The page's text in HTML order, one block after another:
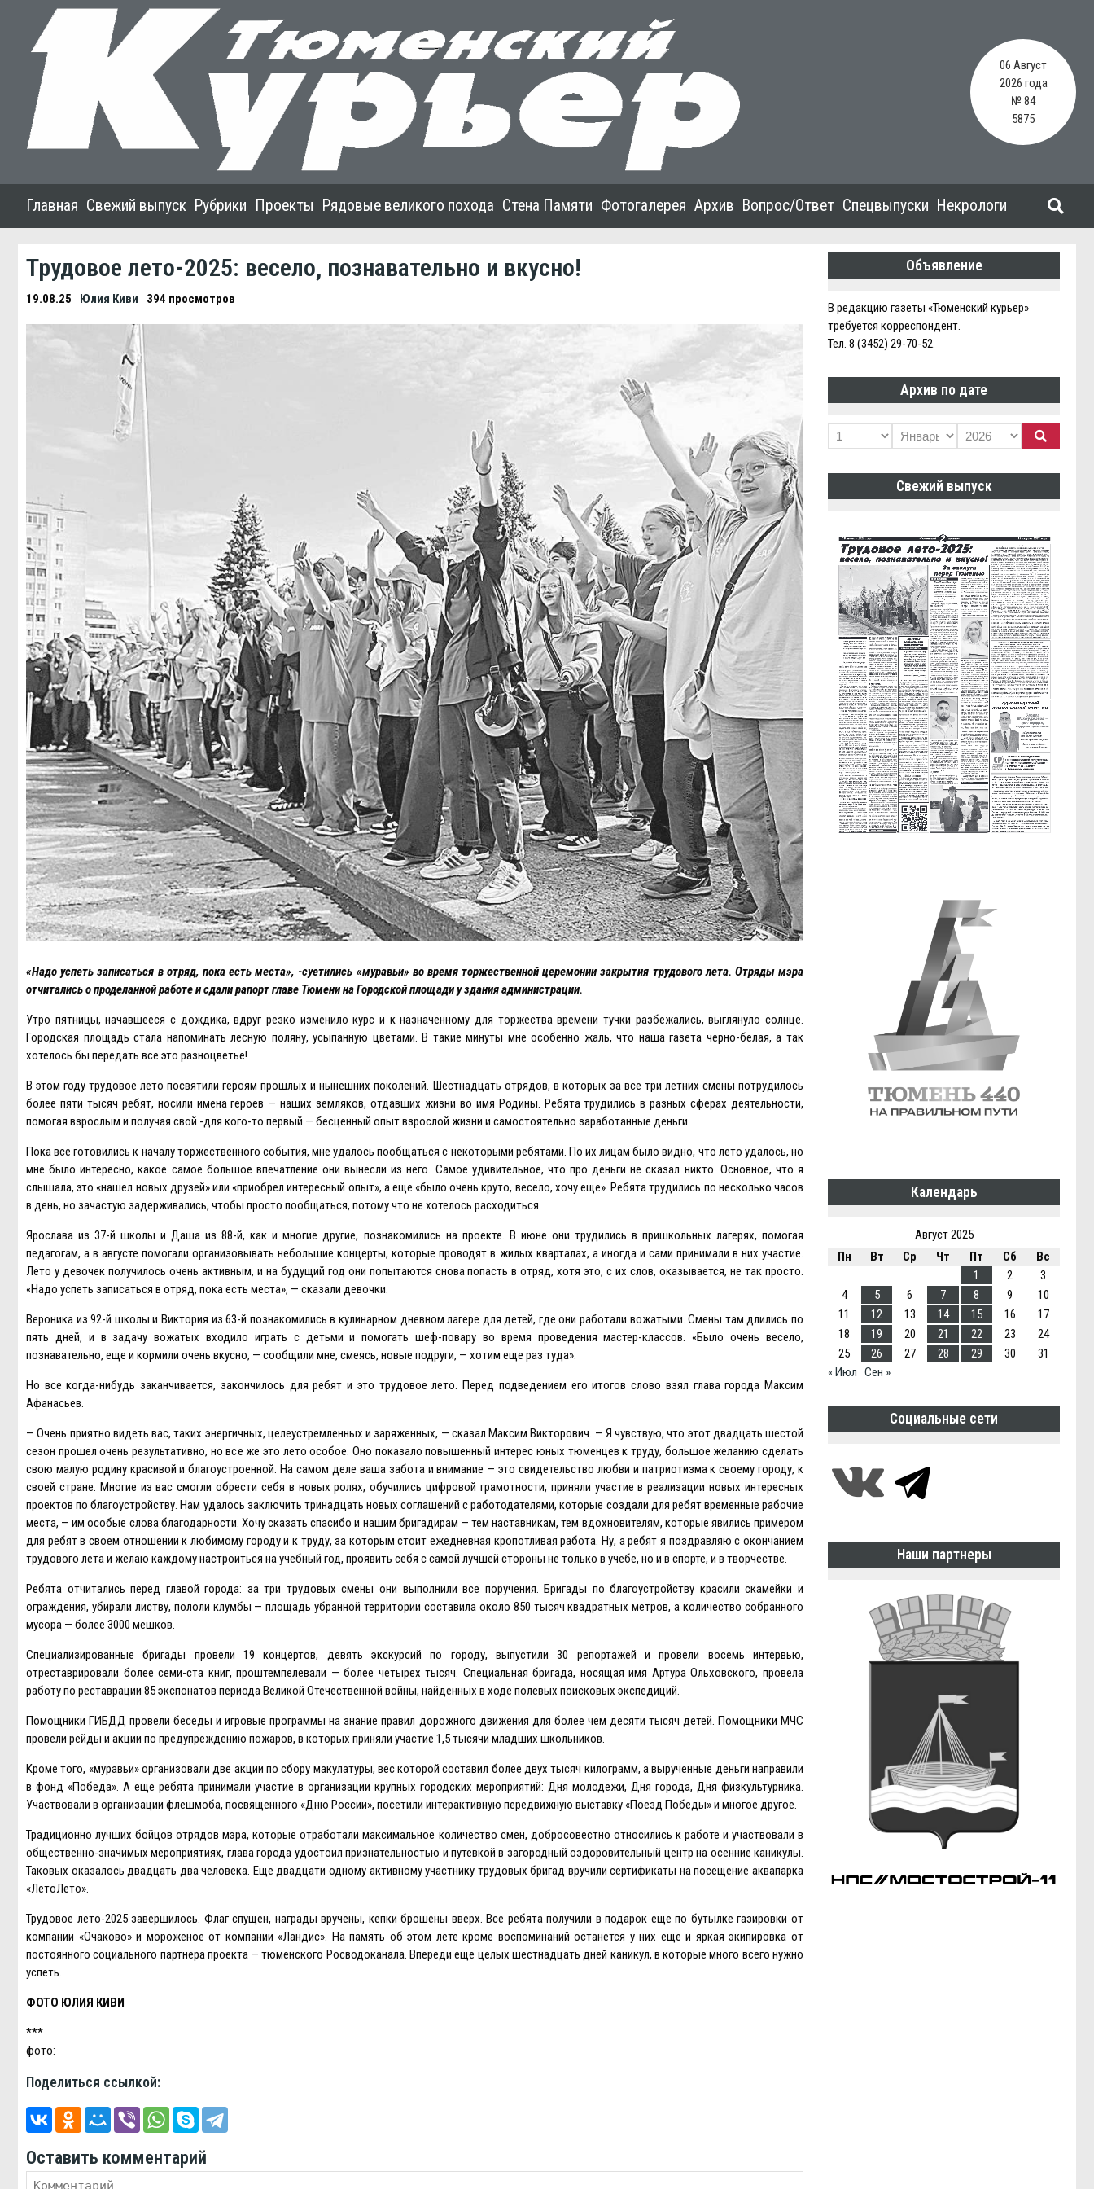
06 Август
2026 года
№ 84
5875
Главная Свежий выпуск Рубрики Проекты Рядовые великого похода Стена Памяти Фотогалерея Архив Вопрос/Ответ Спецвыпуски Некрологи
Трудовое лето-2025: весело, познавательно и вкусно!
19.08.25 Юлия Киви 394 просмотров
«Надо успеть записаться в отряд, пока есть места», -суетились «муравьи» во время торжественной церемонии закрытия трудового лета. Отряды мэра
отчитались о проделанной работе и сдали рапорт главе Тюмени на Городской площади у здания администрации.
Утро пятницы, начавшееся с дождика, вдруг резко изменило курс и к назначенному для торжества времени тучки разбежались, выглянуло солнце.
Городская площадь стала напоминать лесную поляну, усыпанную цветами. В такие минуты мне особенно жаль, что наша газета черно-белая, а так
хотелось бы передать все это разноцветье!
В этом году трудовое лето посвятили героям прошлых и нынешних поколений. Шестнадцать отрядов, в которых за все три летних смены потрудилось
более пяти тысяч ребят, носили имена героев — наших земляков, отдавших жизни во имя Родины. Ребята трудились в разных сферах деятельности,
помогая взрослым и получая свой -для кого-то первый — бесценный опыт взрослой жизни и самостоятельно заработанные деньги.
Пока все готовились к началу торжественного события, мне удалось пообщаться с некоторыми ребятами. По их лицам было видно, что лето удалось, но
мне было интересно, какое самое большое впечатление они вынесли из него. Самое удивительное, что про деньги не сказал никто. Основное, что я
слышала, это «нашел новых друзей» или «приобрел интересный опыт», а еще «было очень круто, весело, хочу еще». Ребята трудились по несколько часов
в день, но зачастую задерживались, чтобы просто пообщаться, потому что не хотелось расходиться.
Ярослава из 37-й школы и Даша из 88-й, как и многие другие, познакомились на проекте. В июне они трудились в пришкольных лагерях, помогая
педагогам, а в августе помогали организовывать небольшие концерты, которые проводят в жилых кварталах, а иногда и сами принимали в них участие.
Лето у девочек получилось очень активным, и на будущий год они попытаются снова попасть в отряд, хотя это, с их слов, оказывается, не так просто.
«Надо успеть записаться в отряд, пока есть места», — сказали девочки.
Вероника из 92-й школы и Виктория из 63-й познакомились в кулинарном дневном лагере для детей, где они работали вожатыми. Смены там длились по
пять дней, и в задачу вожатых входило играть с детьми и помогать шеф-повару во время проведения мастер-классов. «Было очень весело,
познавательно, еще и кормили очень вкусно, — сообщили мне, смеясь, новые подруги, — хотим еще раз туда».
Но все когда-нибудь заканчивается, закончилось для ребят и это трудовое лето. Перед подведением его итогов слово взял глава города Максим
Афанасьев.
— Очень приятно видеть вас, таких энергичных, целеустремленных и заряженных, — сказал Максим Викторович. — Я чувствую, что этот двадцать шестой
сезон прошел очень результативно, но все же это лето особое. Оно показало повышенный интерес юных тюменцев к труду, большое желанию сделать
свою малую родину красивой и благоустроенной. На самом деле ваша забота и внимание — это свидетельство любви и патриотизма к своему городу, к
своей стране. Многие из вас смогли обрести себя в новых ролях, обучились цифровой грамотности, приняли участие в реализации новых интересных
проектов по благоустройству. Нам удалось заключить тринадцать новых соглашений с работодателями, которые создали для ребят временные рабочие
места, — им особые слова благодарности. Хочу сказать спасибо и нашим бригадирам — тем наставникам, тем вдохновителям, которые явились примером
для ребят в своем отношении к любимому городу и к труду, за которым стоит ежедневная кропотливая работа. Ну, а ребят я поздравляю с окончанием
трудового лета и желаю каждому настроиться на учебный год, проявить себя с самой лучшей стороны не только в учебе, но и в спорте, и в творчестве.
Ребята отчитались перед главой города: за три трудовых смены они выполнили все поручения. Бригады по благоустройству красили скамейки и
ограждения, убирали листву, пололи клумбы — площадь убранной территории составила около 850 тысяч квадратных метров, а количество собранного
мусора — более 3000 мешков.
Специализированные бригады провели 19 концертов, девять экскурсий по городу, выпустили 30 репортажей и провели восемь интервью,
отреставрировали более семи-ста книг, проштемпелевали — более четырех тысяч. Специальная бригада, носящая имя Артура Ольховского, провела
работу по реставрации 85 экспонатов периода Великой Отечественной войны, найденных в ходе полевых поисковых экспедиций.
Помощники ГИБДД провели беседы и игровые программы на знание правил дорожного движения для более чем десяти тысяч детей. Помощники МЧС
провели рейды и акции по предупреждению пожаров, в которых приняли участие 1,5 тысячи младших школьников.
Кроме того, «муравьи» организовали две акции по сбору макулатуры, вес которой составил более двух тысяч килограмм, а вырученные деньги направили
в фонд «Победа». А еще ребята принимали участие в организации крупных городских мероприятий: Дня молодежи, Дня города, Дня физкультурника.
Участвовали в организации флешмоба, посвященного «Дню России», посетили интерактивную передвижную выставку «Поезд Победы» и многое другое.
Традиционно лучших бойцов отрядов мэра, которые отработали максимальное количество смен, добросовестно относились к работе и участвовали в
общественно-значимых мероприятиях, глава города удостоил признательностью и путевкой в загородный оздоровительный центр на осенние каникулы.
Таковых оказалось двадцать два человека. Eще двадцати одному активному участнику трудовых бригад вручили сертификаты на посещение аквапарка
«ЛетоЛето».
Трудовое лето-2025 завершилось. Флаг спущен, награды вручены, кепки брошены вверх. Все ребята получили в подарок еще по бутылке газировки от
компании «Очаково» и мороженое от компании «Ландис». На память об этом лете кроме воспоминаний останется у них еще и яркая экипировка от
постоянного социального партнера проекта — тюменского Росводоканала. Впереди еще целых шестнадцать дней каникул, в которые много всего нужно
успеть.
ФОТО ЮЛИЯ КИВИ
***
фото:
Поделиться ссылкой:
Оставить комментарий
Объявление
В редакцию газеты «Тюменский курьер»
требуется корреспондент.
Тел. 8 (3452) 29-70-52.
Архив по дате
Свежий выпуск
Календарь
Август 2025
Пн
Вт Ср Чт Пт Сб
Вс
1
2
3
4
5 6 7 8 9
10
11
12 13 14 15 16
17
18
19 20 21 22 23
24
25
26 27 28 29 30
31
« Июл Сен »
Социальные сети
Наши партнеры